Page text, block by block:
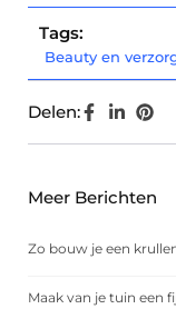
Tags:
Beauty en
Delen:
Meer Berichten
Zo bouw je een
Maak van je tuin een